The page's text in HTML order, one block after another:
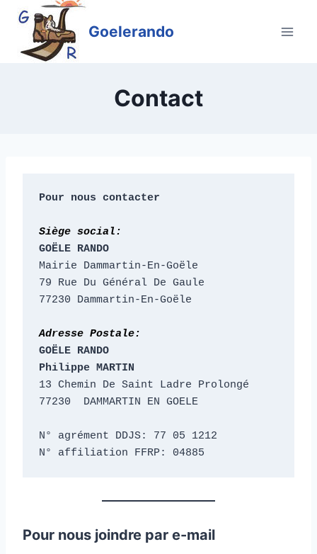
Aller
contenu
Goelerando
Contact
Pour nous contacter
Siège social:
GOËLE RANDO
Mairie Dammartin-En-Goële
79 Rue Du Général De Gaule
77230 Dammartin-En-Goële
Adresse Postale:
GOËLE RANDO
Philippe MARTIN
13 Chemin De Saint Ladre Prolongé
77230  DAMMARTIN EN GOELE
N° agrément DDJS: 77 05 1212
N° affiliation FFRP: 04885
Pour nous joindre par e-mail